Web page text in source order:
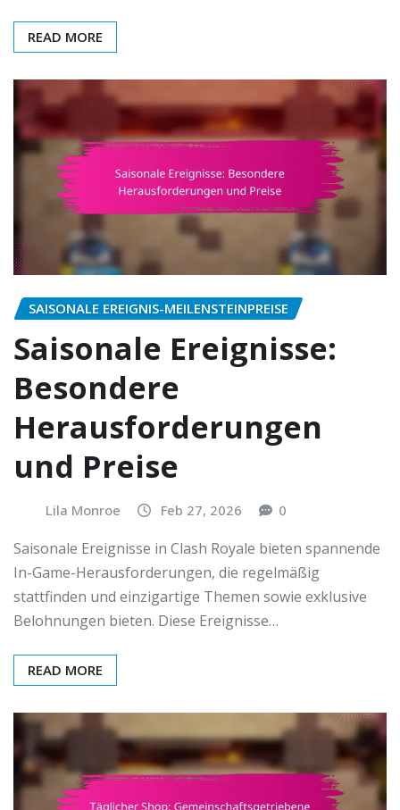
READ MORE
SAISONALE EREIGNIS-MEILENSTEINPREISE
Saisonale Ereignisse:
Besondere
Herausforderungen
und Preise
Lila Monroe Feb 27, 2026 0
Saisonale Ereignisse in Clash Royale bieten spannende
In-Game-Herausforderungen, die regelmäßig
stattfinden und einzigartige Themen sowie exklusive
Belohnungen bieten. Diese Ereignisse…
READ MORE